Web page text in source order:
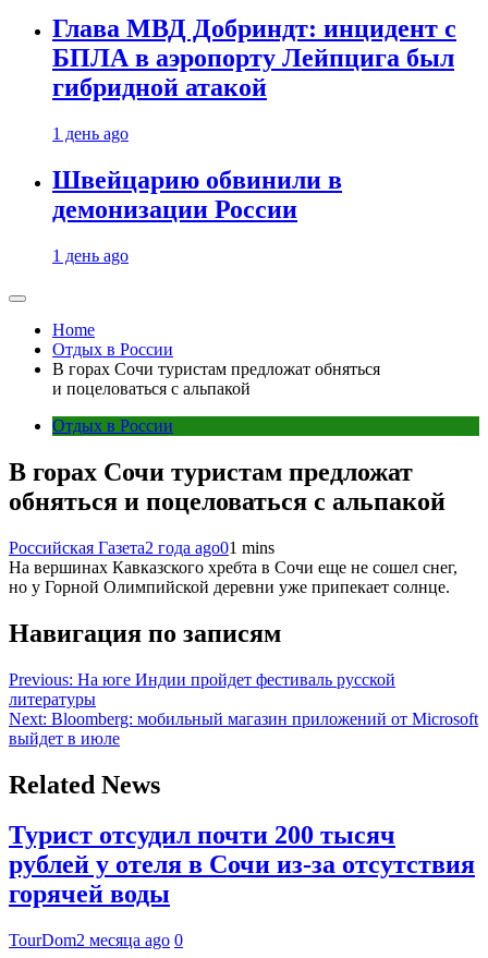
Глава МВД Добриндт: инцидент с
БПЛА в аэропорту Лейпцига был
гибридной атакой
1 день ago
Швейцарию обвинили в
демонизации России
1 день ago
Home
Отдых в России
В горах Сочи туристам предложат обняться
и поцеловаться с альпакой
Отдых в России
В горах Сочи туристам предложат
обняться и поцеловаться с альпакой
Российская Газета2 года ago01 mins
На вершинах Кавказского хребта в Сочи еще не сошел снег,
но у Горной Олимпийской деревни уже припекает солнце.
Навигация по записям
Previous: На юге Индии пройдет фестиваль русской
литературы
Next: Bloomberg: мобильный магазин приложений от Microsoft
выйдет в июле
Related News
Турист отсудил почти 200 тысяч
рублей у отеля в Сочи из-за отсутствия
горячей воды
TourDom2 месяца ago 0